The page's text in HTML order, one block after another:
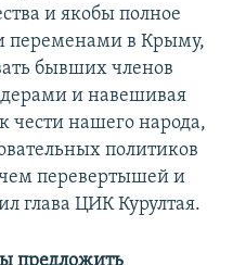
и якобы полное
переменами в Крыму,
бывших членов
и навешивая
чести нашего народа,
политиков
чем перевертышей и
глава ЦИК Курултая.